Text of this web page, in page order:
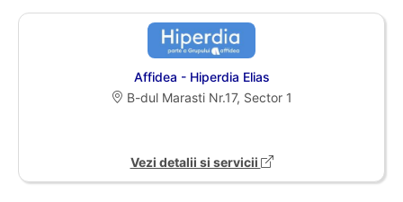
Affidea - Hiperdia Elias
B-dul Marasti Nr.17, Sector 1
Vezi detalii si servicii